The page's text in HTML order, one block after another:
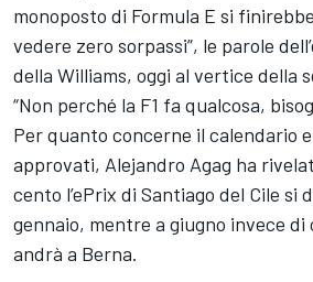
monoposto di Formula E si
vedere zero sorpassi”, le parole
della Williams, oggi al vertice della
“Non perché la F1 fa qualcosa,
Per quanto concerne il calendario
approvati, Alejandro Agag ha
cento l’ePrix di Santiago del Cile si
gennaio, mentre a giugno invece di
andrà a Berna.